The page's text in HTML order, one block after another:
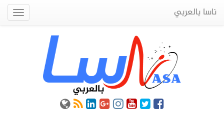
ناسا بالعربي